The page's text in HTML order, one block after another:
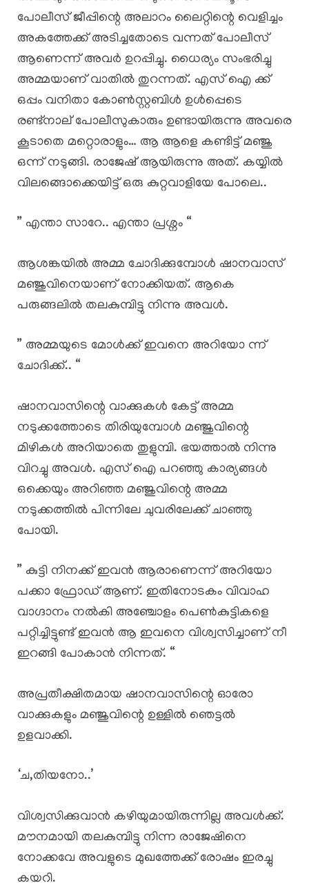
പോലീസ് ജീപ്പിന്റെ അലാറം ലൈറ്റിന്റെ വെളിച്ചം
അകത്തേക്ക് അടിച്ചതോടെ വന്നത് പോലീസ്
ആണെന്ന് അവർ ഉറപ്പിച്ചു. ധൈര്യം സംഭരിച്ചു
അമ്മയാണ് വാതിൽ തുറന്നത്. എസ് ഐ ക്ക്
ഒപ്പം വനിതാ കോൺസ്റ്റബിൾ ഉൾപ്പെടെ
രണ്ട്നാല് പോലീസുകാരും ഉണ്ടായിരുന്നു അവരെ
കൂടാതെ മറ്റൊരാളും… ആ ആളെ കണ്ടിട്ട് മഞ്ജു
ഒന്ന് നടുങ്ങി. രാജേഷ് ആയിരുന്നു അത്. കയ്യിൽ
വിലങ്ങൊക്കെയിട്ട് ഒരു കുറ്റവാളിയേ പോലെ..
” എന്താ സാറേ.. എന്താ പ്രശ്നം “
ആശങ്കയിൽ അമ്മ ചോദിക്കുമ്പോൾ ഷാനവാസ്
മഞ്ജുവിനെയാണ് നോക്കിയത്. ആകെ
പരുങ്ങലിൽ തലകുമ്പിട്ടു നിന്നു അവൾ.
” അമ്മയുടെ മോൾക്ക് ഇവനെ അറിയോ ന്ന്
ചോദിക്ക്.. “
ഷാനവാസിന്റെ വാക്കുകൾ കേട്ട് അമ്മ
നടുക്കത്തോടെ തിരിയുമ്പോൾ മഞ്ജുവിന്റെ
മിഴികൾ അറിയാതെ തുളുമ്പി. ഭയത്താൽ നിന്നു
വിറച്ചു അവൾ. എസ് ഐ പറഞ്ഞു കാര്യങ്ങൾ
ഒക്കെയും അറിഞ്ഞ മഞ്ജുവിന്റെ അമ്മ
നടുക്കത്തിൽ പിന്നിലേ ചുവരിലേക്ക് ചാഞ്ഞു
പോയി.
” കുട്ടി നിനക്ക് ഇവൻ ആരാണെന്ന് അറിയോ
പക്കാ ഫ്രോഡ് ആണ്. ഇതിനോടകം വിവാഹ
വാഗ്ദാനം നൽകി അഞ്ചോളം പെൺകുട്ടികളെ
പറ്റിച്ചിട്ടുണ്ട് ഇവൻ ആ ഇവനെ വിശ്വസിച്ചാണ് നീ
ഇറങ്ങി പോകാൻ നിന്നത്. “
അപ്രതീക്ഷിതമായ ഷാനവാസിന്റെ ഓരോ
വാക്കുകളും മഞ്ജുവിന്റെ ഉള്ളിൽ ഞെട്ടൽ
ഉളവാക്കി.
‘ച,തിയനോ..’
വിശ്വസിക്കുവാൻ കഴിയുമായിരുന്നില്ല അവൾക്ക്.
മൗനമായി തലകുമ്പിട്ടു നിന്ന രാജേഷിനെ
നോക്കവേ അവളുടെ മുഖത്തേക്ക് രോഷം ഇരച്ചു
കയറി.